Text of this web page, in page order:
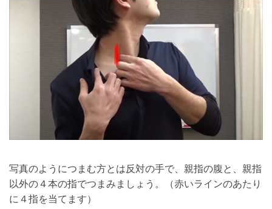
写真のようにつまむ方とは反対の手で、親指の腹と、親指
以外の４本の指でつまみましょう。（赤いラインのあたり
に４指を当てます）